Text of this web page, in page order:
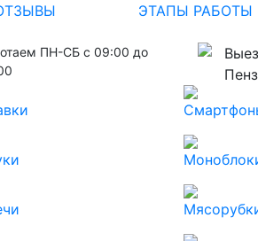
ЭТАПЫ РАБОТЫ
ПН-СБ с 09:00 до